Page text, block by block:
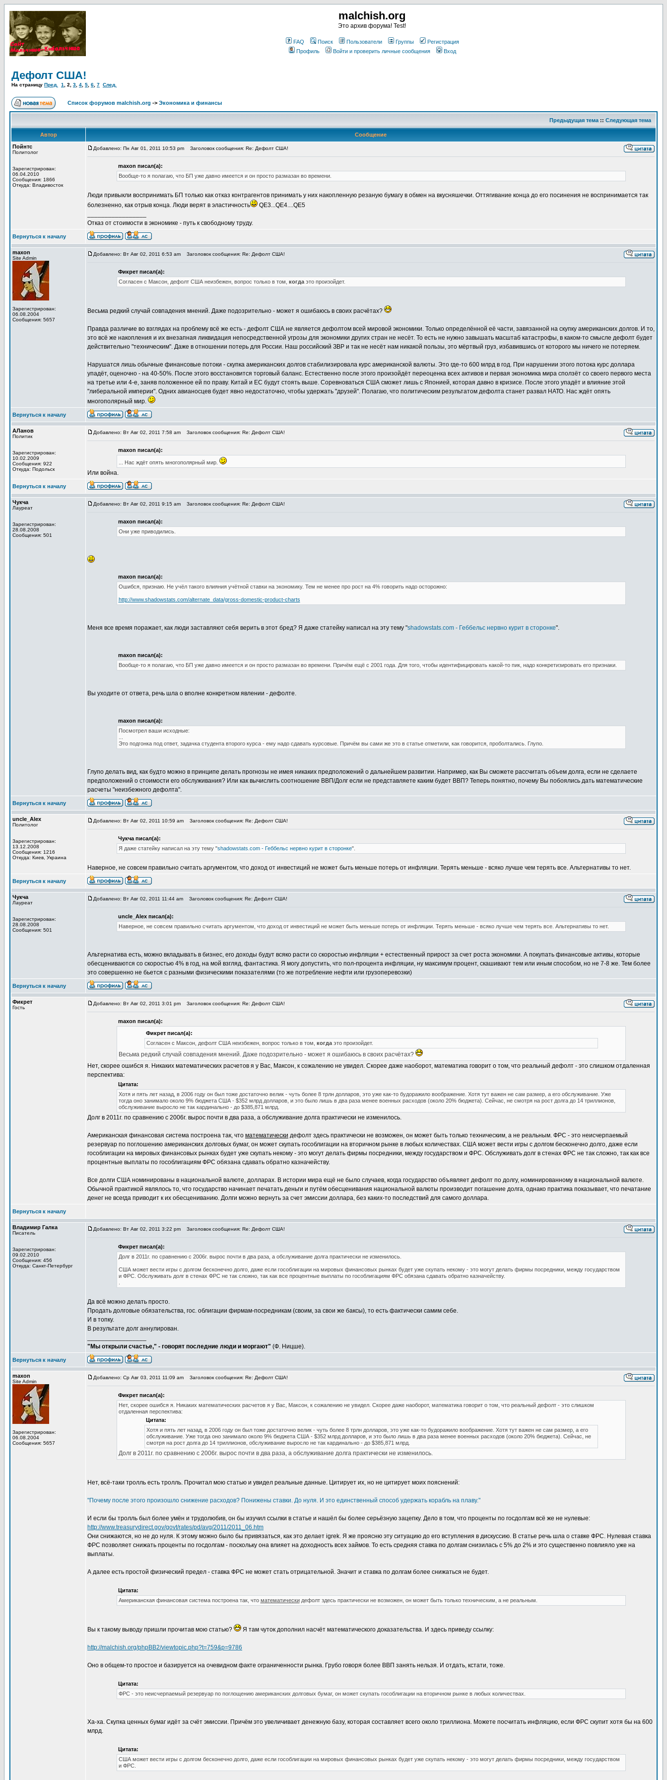
malchish.org
Это архив форума! Test!
FAQ Поиск Пользователи Группы
Регистрация
Профиль
Войти и проверить личные сообщения Вход
Дефолт США!
На страницу Пред. 1 2 3 4 5 6 7 След.
Список форумов malchish.org -> Экономика и финансы
Предыдущая тема :: Следующая тема
Автор
Сообщение
Пойнтс
Политолог
Зарегистрирован:
06.04.2010
Сообщения: 1866
Откуда: Владивосток
Добавлено: Пн Авг 01, 2011 10:53 pm Заголовок сообщения: Re: Дефолт США!
maxon писал(а):
Вообще-то я полагаю, что БП уже давно имеется и он просто размазан во времени.
Люди привыкли воспринимать БП только как отказ контрагентов принимать у них накопленную резаную бумагу в обмен на вкусняшечки. Оттягивание конца до его посинения не воспринимается так
болезненно, как отрыв конца. Люди верят в эластичность
QE3...QE4....QE5
Отказ от стоимости в экономике - путь к свободному труду.
Вернуться к началу
maxon
Site Admin
Зарегистрирован:
06.08.2004
Сообщения: 5657
Добавлено: Вт Авг 02, 2011 6:53 am Заголовок сообщения: Re: Дефолт США!
Фикрет писал(а):
Согласен с Максон, дефолт США неизбежен, вопрос только в том, когдаэто произойдет.
Весьма редкий случай совпадения мнений. Даже подозрительно - может я ошибаюсь в своих расчётах?
Правда различие во взглядах на проблему всё же есть - дефолт США не является дефолтом всей мировой экономики. Только определённой её части, завязанной на скупку американских долгов. И то,
это всё же накопления и их внезапная ликвидация непосредственной угрозы для экономики других стран не несёт. То есть не нужно завышать масштаб катастрофы, в каком-то смысле дефолт будет
действительно "техническим". Даже в отношении потерь для России. Наш российский ЗВР и так не несёт нам никакой пользы, это мёртвый груз, избавившись от которого мы ничего не потеряем.
Нарушатся лишь обычные финансовые потоки - скупка американских долгов стабилизировала курс американской валюты. Это где-то 600 млрд в год. При нарушении этого потока курс доллара
упадёт, оценочно - на 40-50%. После этого восстановится торговый баланс. Естественно после этого произойдёт переоценка всех активов и первая экономика мира сползёт со своего первого места
на третье или 4-е, заняв положенное ей по праву. Китай и ЕС будут стоять выше. Соревноваться США сможет лишь с Японией, которая давно в кризисе. После этого упадёт и влияние этой
"либеральной империи". Одних авианосцев будет явно недостаточно, чтобы удержать "друзей". Полагаю, что политическим результатом дефолта станет развал НАТО. Нас ждёт опять
многополярный мир.
Вернуться к началу
АЛанов
Политик
Зарегистрирован:
10.02.2009
Сообщения: 922
Откуда: Подольск
Добавлено: Вт Авг 02, 2011 7:58 am Заголовок сообщения: Re: Дефолт США!
maxon писал(а):
... Нас ждёт опять многополярный мир.
Или война.
Вернуться к началу
Чукча
Лауреат
Зарегистрирован:
28.08.2008
Сообщения: 501
Добавлено: Вт Авг 02, 2011 9:15 am Заголовок сообщения: Re: Дефолт США!
maxon писал(а):
Они уже приводились.
maxon писал(а):
Ошибся, признаю. Не учёл такого влияния учётной ставки на экономику. Тем не менее про рост на 4% говорить надо осторожно:
http://www.shadowstats.com/alternate_data/gross-domestic-product-charts
Меня все время поражает, как люди заставляют себя верить в этот бред? Я даже статейку написал на эту тему "shadowstats.com - Геббельс нервно курит в сторонке".
maxon писал(а):
Вообще-то я полагаю, что БП уже давно имеется и он просто размазан во времени. Причём ещё с 2001 года. Для того, чтобы идентифицировать какой-то пик, надо конкретизировать его признаки.
Вы уходите от ответа, речь шла о вполне конкретном явлении - дефолте.
maxon писал(а):
Посмотрел ваши исходные:
Это подгонка под ответ, задачка студента второго курса - ему надо сдавать курсовые. Причём вы сами же это в статье отметили, как говорится, проболтались. Глупо.
Глупо делать вид, как будто можно в принципе делать прогнозы не имея никаких предположений о дальнейшем развитии. Например, как Вы сможете рассчитать объем долга, если не сделаете
предположений о стоимости его обслуживания? Или как вычислить соотношение ВВП/Долг если не представляете каким будет ВВП? Теперь понятно, почему Вы побоялись дать математические
расчеты "неизбежного дефолта".
Вернуться к началу
uncle_Alex
Политолог
Зарегистрирован:
13.12.2008
Сообщения: 1216
Откуда: Киев, Украина
Добавлено: Вт Авг 02, 2011 10:59 am Заголовок сообщения: Re: Дефолт США!
Чукча писал(а):
Я даже статейку написал на эту тему "shadowstats.com - Геббельс нервно курит в сторонке".
Наверное, не совсем правильно считать аргументом, что доход от инвестиций не может быть меньше потерь от инфляции. Терять меньше - всяко лучше чем терять все. Альтернативы то нет.
Вернуться к началу
Чукча
Лауреат
Зарегистрирован:
28.08.2008
Сообщения: 501
Добавлено: Вт Авг 02, 2011 11:44 am Заголовок сообщения: Re: Дефолт США!
uncle_Alex писал(а):
Наверное, не совсем правильно считать аргументом, что доход от инвестиций не может быть меньше потерь от инфляции. Терять меньше - всяко лучше чем терять все. Альтернативы то нет.
Альтернатива есть, можно вкладывать в бизнес, его доходы будут всяко расти со скоростью инфляции + естественный прирост за счет роста экономики. А покупать финансовые активы, которые
обесцениваются со скоростью 4% в год, на мой взгляд, фантастика. Я могу допустить, что пол-процента инфляции, ну максимум процент, скашивают тем или иным способом, но не 7-8 же. Тем более
это совершенно не бьется с разными физическими показателями (то же потребление нефти или грузоперевозки)
Вернуться к началу
Фикрет
Гость
Добавлено: Вт Авг 02, 2011 3:01 pm Заголовок сообщения: Re: Дефолт США!
maxon писал(а):
Фикрет писал(а):
Согласен с Максон, дефолт США неизбежен, вопрос только в том, когдаэто произойдет.
Весьма редкий случай совпадения мнений. Даже подозрительно - может я ошибаюсь в своих расчётах?
Нет, скорее ошибся я. Никаких математических расчетов я у Вас, Максон, к сожалению не увидел. Скорее даже наоборот, математика говорит о том, что реальный дефолт - это слишком отдаленная
перспектива:
Цитата:
Хотя и пять лет назад, в 2006 году он был тоже достаточно велик - чуть более 8 трлн долларов, это уже как-то будоражило воображение. Хотя тут важен не сам размер, а его обслуживание. Уже
тогда оно занимало около 9% бюджета США - $352 млрд долларов, и это было лишь в два раза менее военных расходов (около 20% бюджета). Сейчас, не смотря на рост долга до 14 триллионов,
обслуживание выросло не так кардинально - до $385,871 млрд.
Долг в 2011г. по сравнению с 2006г. вырос почти в два раза, а обслуживание долга практически не изменилось.
Американская финансовая система построена так, что математически дефолт здесь практически не возможен, он может быть только техническим, а не реальным. ФРС - это неисчерпаемый
резервуар по поглошению американских долговых бумаг, он может скупать гособлигации на вторичном рынке в любых количествах. США может вести игры с долгом бесконечно долго, даже если
гособлигации на мировых финансовых рынках будет уже скупать некому - это могут делать фирмы посредники, между государством и ФРС. Обслуживать долг в стенах ФРС не так сложно, так как все
процентные выплаты по гособлигациям ФРС обязана сдавать обратно казначейству.
Все долги США номинированы в национальной валюте, долларах. В истории мира ещё не было случаев, когда государство объявляет дефолт по долгу, номинированному в национальной валюте.
Обычной практикой являлось то, что государство начинает печатать деньги и путём обесценивания национальной валюты производит погашение долга, однако практика показывает, что печатание
денег не всегда приводит к их обесцениванию. Долги можно вернуть за счет эмиссии доллара, без каких-то последствий для самого доллара.
Вернуться к началу
Владимир Галка
Писатель
Зарегистрирован:
09.02.2010
Сообщения: 456
Откуда: Санкт-Петербург
Добавлено: Вт Авг 02, 2011 3:22 pm Заголовок сообщения: Re: Дефолт США!
Фикрет писал(а):
Долг в 2011г. по сравнению с 2006г. вырос почти в два раза, а обслуживание долга практически не изменилось.
США может вести игры с долгом бесконечно долго, даже если гособлигации на мировых финансовых рынках будет уже скупать некому - это могут делать фирмы посредники, между государством
и ФРС. Обслуживать долг в стенах ФРС не так сложно, так как все процентные выплаты по гособлигациям ФРС обязана сдавать обратно казначейству.
Да всё можно делать просто.
Продать долговые обязательства, гос. облигации фирмам-посредникам (своим, за свои же баксы), то есть фактически самим себе.
И в топку.
В результате долг аннулирован.
"Мы открыли счастье," - говорят последние люди и моргают" (Ф. Ницше).
Вернуться к началу
maxon
Site Admin
Зарегистрирован:
06.08.2004
Сообщения: 5657
Добавлено: Ср Авг 03, 2011 11:09 am Заголовок сообщения: Re: Дефолт США!
Фикрет писал(а):
Нет, скорее ошибся я. Никаких математических расчетов я у Вас, Максон, к сожалению не увидел. Скорее даже наоборот, математика говорит о том, что реальный дефолт - это слишком
отдаленная перспектива:
Цитата:
Хотя и пять лет назад, в 2006 году он был тоже достаточно велик - чуть более 8 трлн долларов, это уже как-то будоражило воображение. Хотя тут важен не сам размер, а его
обслуживание. Уже тогда оно занимало около 9% бюджета США - $352 млрд долларов, и это было лишь в два раза менее военных расходов (около 20% бюджета). Сейчас, не
смотря на рост долга до 14 триллионов, обслуживание выросло не так кардинально - до $385,871 млрд.
Долг в 2011г. по сравнению с 2006г. вырос почти в два раза, а обслуживание долга практически не изменилось.
Нет, всё-таки тролль есть тролль. Прочитал мою статью и увидел реальные данные. Цитирует их, но не цитирует моих пояснений:
"Почему после этого произошло снижение расходов? Понижены ставки. До нуля. И это единственный способ удержать корабль на плаву."
И если бы тролль был более умён и трудолюбив, он бы изучил ссылки в статье и нашёл бы более серьёзную зацепку. Дело в том, что проценты по госдолгам всё же не нулевые:
http://www.treasurydirect.gov/govt/rates/pd/avg/2011/2011_06.htm
Они снижаются, но не до нуля. К этому можно было бы привязаться, как это делает igrek. Я же проясню эту ситуацию до его вступления в дискуссию. В статье речь шла о ставке ФРС. Нулевая ставка
ФРС позволяет снижать проценты по госдолгам - поскольку она влияет на доходность всех займов. То есть средняя ставка по долгам снизилась с 5% до 2% и это существенно повлияло уже на
выплаты.
А далее есть простой физический предел - ставка ФРС не может стать отрицательной. Значит и ставка по долгам более снижаться не будет.
Цитата:
Американская финансовая система построена так, что математическидефолт здесь практически не возможен, он может быть только техническим, а не реальным.
Вы к такому выводу пришли прочитав мою статью? Я там чуток дополнил насчёт математического доказательства. И здесь приведу ссылку:
http://malchish.org/phpBB2/viewtopic.php?t=759&p=9786
Оно в общем-то простое и базируется на очевидном факте ограниченности рынка. Грубо говоря более ВВП занять нельзя. И отдать, кстати, тоже.
Цитата:
ФРС - это неисчерпаемый резервуар по поглощению американских долговых бумаг, он может скупать гособлигации на вторичном рынке в любых количествах.
Ха-ха. Скупка ценных бумаг идёт за счёт эмиссии. Причём это увеличивает денежную базу, которая составляет всего около триллиона. Можете посчитать инфляцию, если ФРС скупит хотя бы на 600
млрд.
Цитата:
США может вести игры с долгом бесконечно долго, даже если гособлигации на мировых финансовых рынках будет уже скупать некому - это могут делать фирмы посредники, между государством
и ФРС.